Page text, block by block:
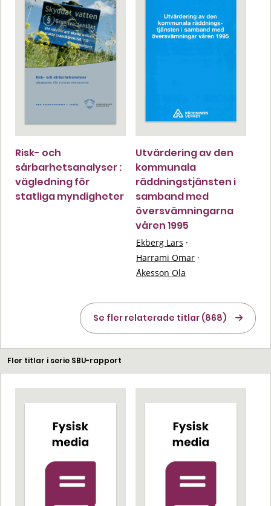
Risk- och
sårbarhetsanalyser :
vägledning för
statliga myndigheter
Utvärdering av den
kommunala
räddningstjänsten i
samband med
översvämningarna
våren 1995
Ekberg Lars ·
Harrami Omar ·
Åkesson Ola
Se fler relaterade titlar (868)
Fler titlar i serie SBU-rapport